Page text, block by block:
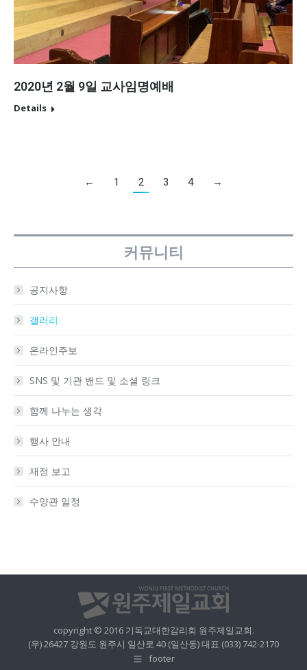
2020년 2월 9일 교사임명예배
Details
← 1 2 3 4 →
커뮤니티
공지사항
갤러리
온라인주보
SNS 및 기관 밴드 및 소셜 링크
함께 나누는 생각
행사 안내
재정 보고
수양관 일정
copyright © 2016 기독교대한감리회 원주제일교회.
(우) 26427 강원도 원주시 일산로 40 (일산동) 대표 (033) 742-2170
footer